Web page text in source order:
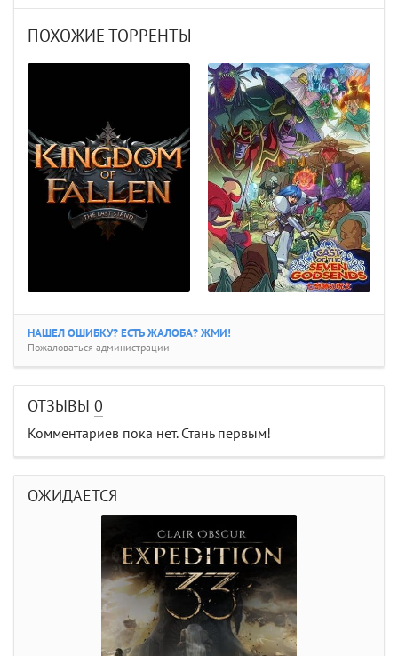
ПОХОЖИЕ ТОРРЕНТЫ
НАШЕЛ ОШИБКУ? ЕСТЬ ЖАЛОБА? ЖМИ!
Пожаловаться администрации
ОТЗЫВЫ 0
Комментариев пока нет. Стань первым!
ОЖИДАЕТСЯ